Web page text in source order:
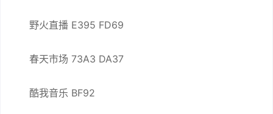
野火直播 E395 FD69
春天市场 73A3 DA37
酷我音乐 BF92